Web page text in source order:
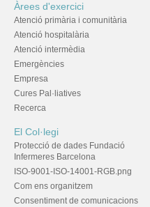
Àrees d'exercici
Atenció primària i comunitària
Atenció hospitalària
Atenció intermèdia
Emergències
Empresa
Cures Pal·liatives
Recerca
El Col·legi
Protecció de dades Fundació
Infermeres Barcelona
ISO-9001-ISO-14001-RGB.png
Com ens organitzem
Consentiment de comunicacions